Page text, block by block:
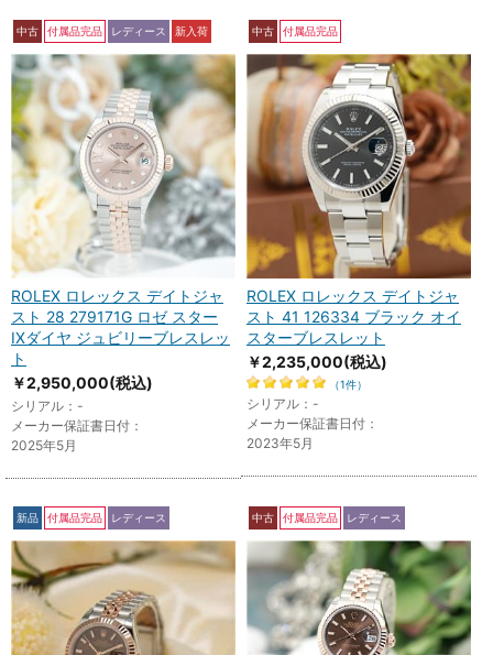
中古 付属品完品 レディース 新入荷
ROLEX ロレックス デイトジャ
スト 28 279171G ロゼ スター
IXダイヤ ジュビリーブレスレッ
ト
￥2,950,000(税込)
シリアル：-
メーカー保証書日付：
2025年5月
中古 付属品完品
ROLEX ロレックス デイトジャ
スト 41 126334 ブラック オイ
スターブレスレット
￥2,235,000(税込)
（1件）
シリアル：-
メーカー保証書日付：
2023年5月
新品 付属品完品 レディース 中古 付属品完品 レディース